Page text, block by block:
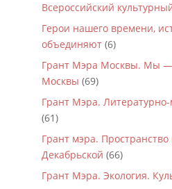
Всероссийский
Герои нашего времени,
объединяют(6)
Грант Мэра Москвы. Мы
Москвы (69)
Грант Мэра.
(61)
Грант мэра.
Декабрьской (66)
Грант Мэра. Экология.